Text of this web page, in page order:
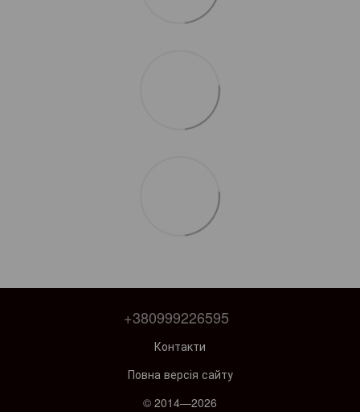
+380999226595
Контакти
Повна версія сайту
© 2014—2026